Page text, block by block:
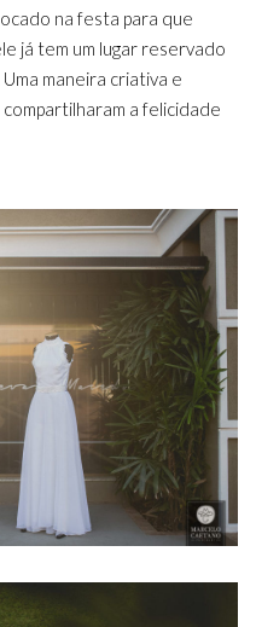
na festa para que
já tem um lugar reservado
maneira criativa e
a felicidade